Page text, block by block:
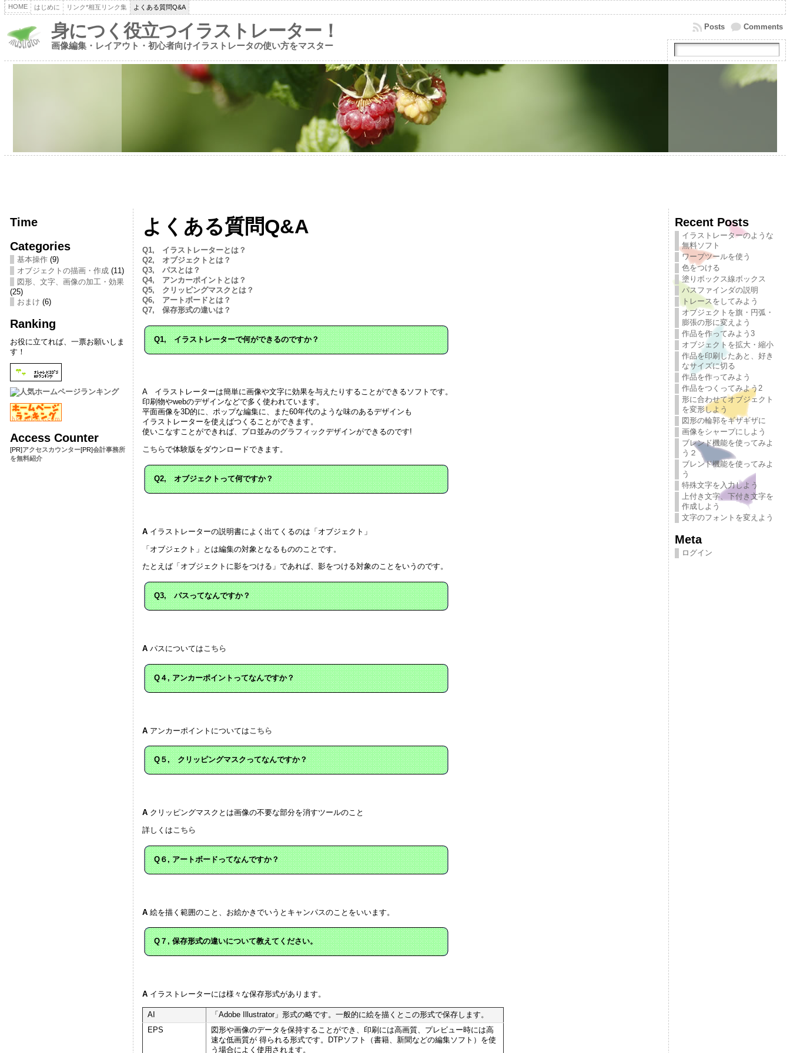
HOME はじめに リンク*相互リンク集 よくある質問Q&A
身につく役立つイラストレーター！
画像編集・レイアウト・初心者向けイラストレータの使い方をマスター
Comments
Posts
Time
Categories
基本操作(9)
オブジェクトの描画・作成(11)
図形、文字、画像の加工・効果
(25)
おまけ (6)
Ranking
お役に立てれば、一票お願いしま
す！
Access Counter
[PR]アクセスカウンター[PR]会計事務所
を無料紹介
よくある質問Q&A
Q1, イラストレーターとは？
Q2, オブジェクトとは？
Q3, パスとは？
Q4, アンカーポイントとは？
Q5, クリッピングマスクとは？
Q6, アートボードとは？
Q7, 保存形式の違いは？
Q1, イラストレーターで何ができるのですか？
A イラストレーターは簡単に画像や文字に効果を与えたりすることができるソフトです。
印刷物やwebのデザインなどで多く使われています。
平面画像を3D的に、ポップな編集に、また60年代のような味のあるデザインも
イラストレーターを使えばつくることができます。
使いこなすことができれば、プロ並みのグラフィックデザインができるのです!
こちらで体験版をダウンロードできます。
Q2, オブジェクトって何ですか？
Aイラストレーターの説明書によく出てくるのは「オブジェクト」
「オブジェクト」とは編集の対象となるもののことです。
たとえば「オブジェクトに影をつける」であれば、影をつける対象のことをいうのです。
Q3, パスってなんですか？
Aパスについてはこちら
Q４, アンカーポイントってなんですか？
Aアンカーポイントについてはこちら
Q５, クリッピングマスクってなんですか？
Aクリッピングマスクとは画像の不要な部分を消すツールのこと
詳しくはこちら
Q６, アートボードってなんですか？
A絵を描く範囲のこと、お絵かきでいうとキャンパスのことをいいます。
Q７, 保存形式の違いについて教えてください。
Aイラストレーターには様々な保存形式があります。
AI
「Adobe Illustrator」形式の略です。一般的に絵を描くとこの形式で保存します。
EPS
図形や画像のデータを保持することができ、印刷には高画質、プレビュー時には高
速な低画質が 得られる形式です。DTPソフト（書籍、新聞などの編集ソフト）を使
う場合によく使用されます。
Recent Posts
イラストレーターのような
無料ソフト
ワープツールを使う
色をつける
塗りボックス線ボックス
パスファインダの説明
トレースをしてみよう
オブジェクトを旗・円弧・
膨張の形に変えよう
作品を作ってみよう3
オブジェクトを拡大・縮小
作品を印刷したあと、好き
なサイズに切る
作品を作ってみよう
作品をつくってみよう2
形に合わせてオブジェクト
を変形しよう
図形の輪郭をギザギザに
画像をシャープにしよう
ブレンド機能を使ってみよ
う２
ブレンド機能を使ってみよ
う
特殊文字を入力しよう
上付き文字、下付き文字を
作成しよう
文字のフォントを変えよう
Meta
ログイン